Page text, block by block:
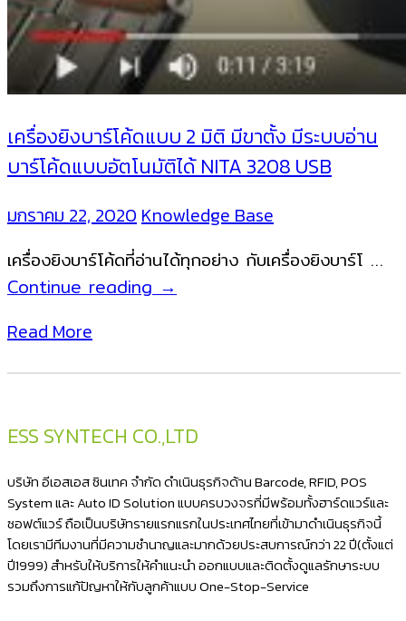
เครื่องยิงบาร์โค้ดแบบ 2 มิติ มีขาตั้ง มีระบบอ่าน
บาร์โค้ดแบบอัตโนมัติได้ NITA 3208 USB
มกราคม 22, 2020Knowledge Base
เครื่องยิงบาร์โค้ดที่อ่านได้ทุกอย่าง กับเครื่องยิงบาร์โ …
Continue readingเครื่อง
โค้ด
2
มิติ
มี
ขา
ตั้ง
มี
ระบบ
→
Read More
ESS SYNTECH CO.,LTD
บริษัท อีเอสเอส ซินเทค จำกัด ดำเนินธุรกิจด้าน Barcode, RFID, POS
System และ Auto ID Solution แบบครบวงจรที่มีพร้อมทั้งฮาร์ดแวร์และ
ซอฟต์แวร์ ถือเป็นบริษัทรายแรกแรกในประเทศไทยที่เข้ามาดำเนินธุรกิจนี้
โดยเรามีทีมงานที่มีความชำนาญและมากด้วยประสบการณ์กว่า 22 ปี(ตั้งแต่
ปี1999) สำหรับให้บริการให้คำแนะนำ ออกแบบและติดตั้งดูแลรักษาระบบ
รวมถึงการแก้ปัญหาให้กับลูกค้าแบบ One-Stop-Service